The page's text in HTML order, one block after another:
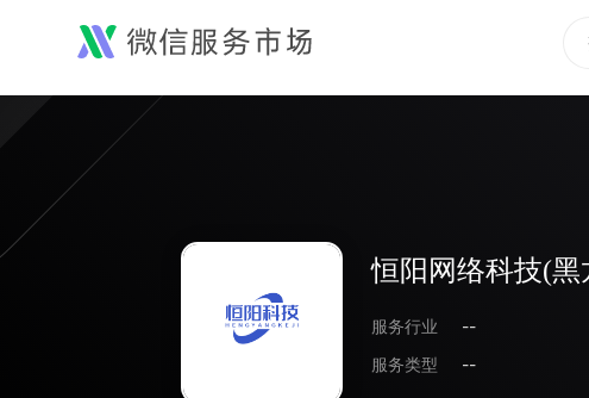
恒阳网络科技(黑
服务行业
--
服务类型
--